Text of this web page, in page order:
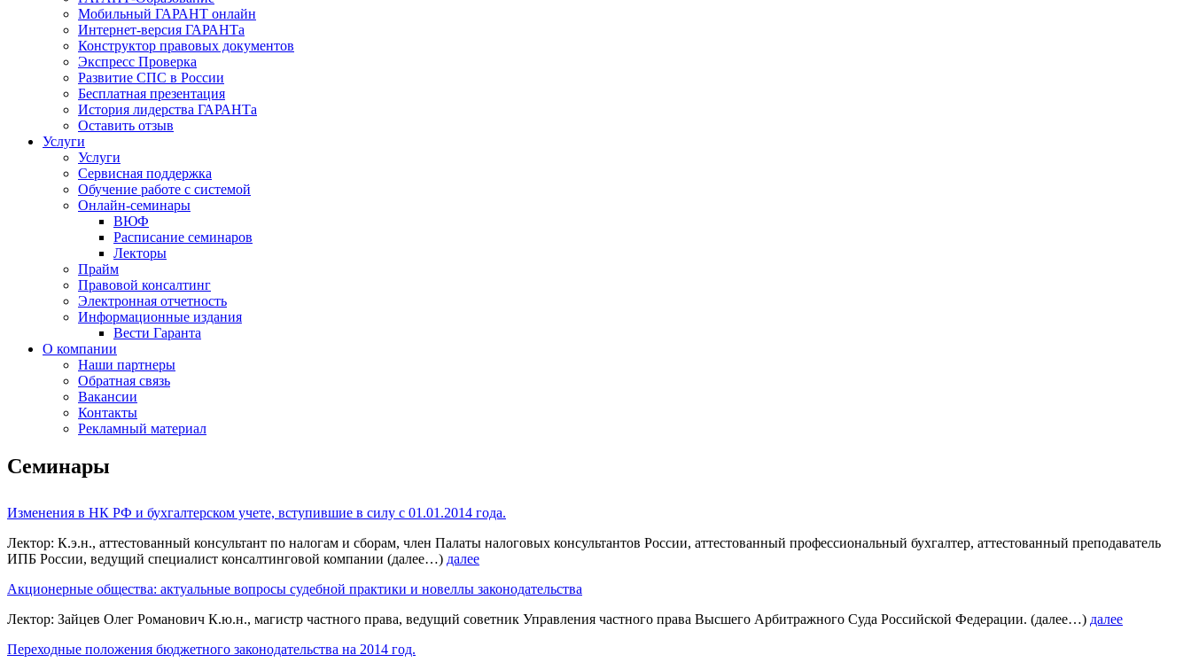
Мобильный ГАРАНТ онлайн
Интернет-версия ГАРАНТа
Конструктор правовых документов
Экспресс Проверка
Развитие СПС в России
Бесплатная презентация
История лидерства ГАРАНТа
Оставить отзыв
Услуги
Услуги
Сервисная поддержка
Обучение работе с системой
Онлайн-семинары
ВЮФ
Расписание семинаров
Лекторы
Прайм
Правовой консалтинг
Электронная отчетность
Информационные издания
Вести Гаранта
О компании
Наши партнеры
Обратная связь
Вакансии
Контакты
Рекламный материал
Семинары
Изменения в НК РФ и бухгалтерском учете, вступившие в силу с 01.01.2014 года.
Лектор: К.э.н., аттестованный консультант по налогам и сборам, член Палаты налоговых консультантов России, аттестованный профессиональный бухгалтер, аттестованный преподаватель
ИПБ России, ведущий специалист консалтинговой компании (далее…) далее
Акционерные общества: актуальные вопросы судебной практики и новеллы законодательства
Лектор: Зайцев Олег Романович К.ю.н., магистр частного права, ведущий советник Управления частного права Высшего Арбитражного Суда Российской Федерации. (далее…) далее
Переходные положения бюджетного законодательства на 2014 год.